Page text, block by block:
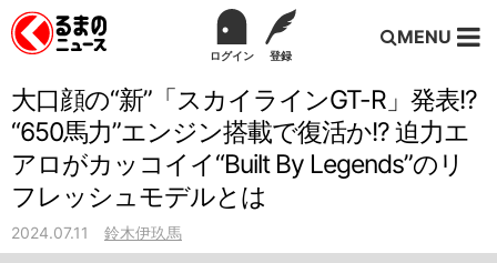
ログイン 登録
MENU
大口顔の“新”「スカイラインGT-R」発表!?
“650馬力”エンジン搭載で復活か!? 迫力エ
アロがカッコイイ“Built By Legends”のリ
フレッシュモデルとは
2024.07.11 鈴木伊玖馬